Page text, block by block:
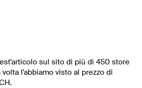
sul sito di più di 450 store
l'abbiamo visto al prezzo di